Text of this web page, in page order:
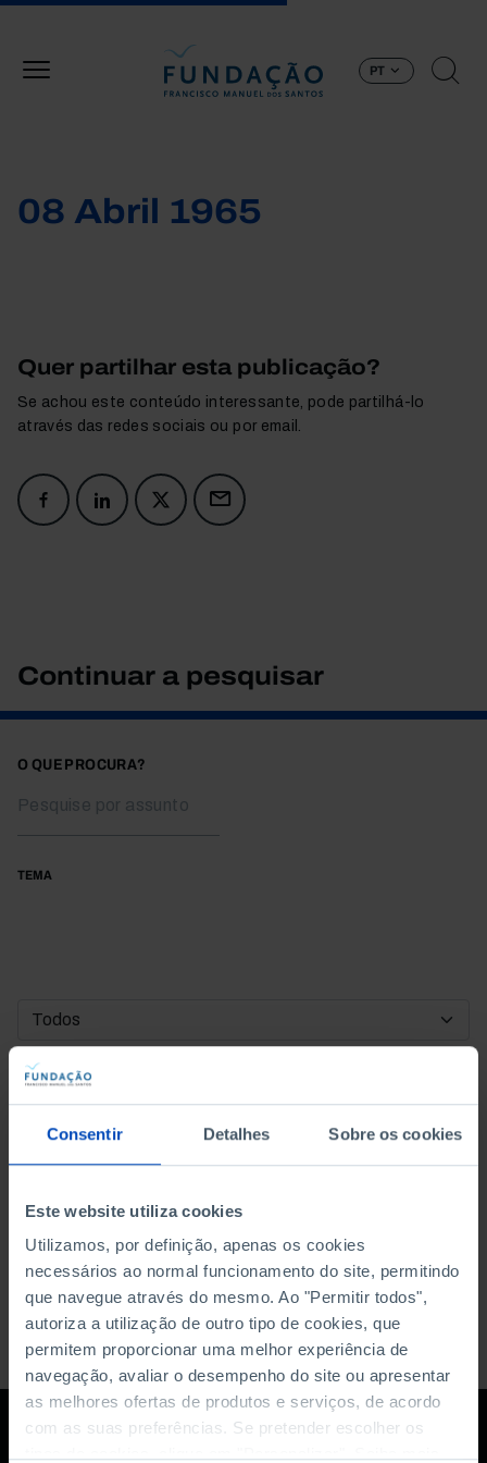
Consentir Detalhes Sobre os cookies
Este website utiliza cookies
Utilizamos, por definição, apenas os cookies
necessários ao normal funcionamento do site, permitindo
que navegue através do mesmo. Ao "Permitir todos",
autoriza a utilização de outro tipo de cookies, que
permitem proporcionar uma melhor experiência de
navegação, avaliar o desempenho do site ou apresentar
as melhores ofertas de produtos e serviços, de acordo
com as suas preferências. Se pretender escolher os
PT
08 Abril 1965
Quer partilhar esta publicação?
Se achou este conteúdo interessante, pode partilhá-lo
através das redes sociais ou por email.
Continuar a pesquisar
O QUE PROCURA?
TEMA
DATA DE INÍCIO
DATA DE FIM